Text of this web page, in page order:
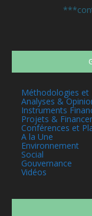
Méthodologies et
Analyses &
Instruments
Projets &
Conférences et
A la Une
Environnement
Social
Gouvernance
Vidéos